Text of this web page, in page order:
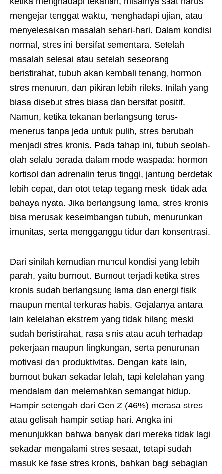
mengejar tenggat waktu, menghadapi ujian, atau
menyelesaikan masalah sehari-hari. Dalam kondisi
normal, stres ini bersifat sementara. Setelah
masalah selesai atau setelah seseorang
beristirahat, tubuh akan kembali tenang, hormon
stres menurun, dan pikiran lebih rileks. Inilah yang
biasa disebut stres biasa dan bersifat positif.
Namun, ketika tekanan berlangsung terus-
menerus tanpa jeda untuk pulih, stres berubah
menjadi stres kronis. Pada tahap ini, tubuh seolah-
olah selalu berada dalam mode waspada: hormon
kortisol dan adrenalin terus tinggi, jantung berdetak
lebih cepat, dan otot tetap tegang meski tidak ada
bahaya nyata. Jika berlangsung lama, stres kronis
bisa merusak keseimbangan tubuh, menurunkan
imunitas, serta mengganggu tidur dan konsentrasi.
Dari sinilah kemudian muncul kondisi yang lebih
parah, yaitu burnout. Burnout terjadi ketika stres
kronis sudah berlangsung lama dan energi fisik
maupun mental terkuras habis. Gejalanya antara
lain kelelahan ekstrem yang tidak hilang meski
sudah beristirahat, rasa sinis atau acuh terhadap
pekerjaan maupun lingkungan, serta penurunan
motivasi dan produktivitas. Dengan kata lain,
burnout bukan sekadar lelah, tapi kelelahan yang
mendalam dan melemahkan semangat hidup.
Hampir setengah dari Gen Z (46%) merasa stres
atau gelisah hampir setiap hari. Angka ini
menunjukkan bahwa banyak dari mereka tidak lagi
sekadar mengalami stres sesaat, tetapi sudah
masuk ke fase stres kronis, bahkan bagi sebagian